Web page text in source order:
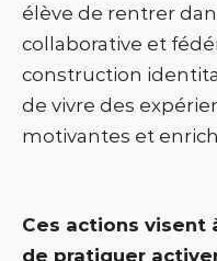
élève de rentrer
collaborative et
construction
de vivre des
motivantes et
Ces actions visent
de pratiquer